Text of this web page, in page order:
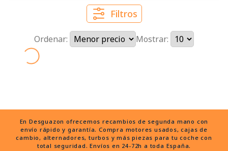
Filtros
Ordenar: Mostrar:
En Desguazon ofrecemos recambios de segunda mano con
envío rápido y garantía. Compra motores usados, cajas de
cambio, alternadores, turbos y más piezas para tu coche con
total seguridad. Envíos en 24-72h a toda España.